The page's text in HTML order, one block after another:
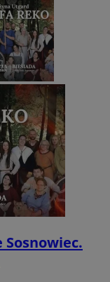
Sosnowiec.